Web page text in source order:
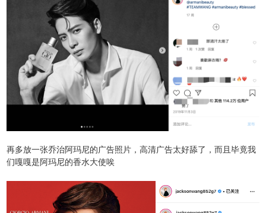
再多放一张乔治阿玛尼的广告照片，高清广告太好舔了，而且毕竟我
们嘎嘎是阿玛尼的香水大使唉